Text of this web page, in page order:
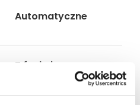
Automatyczne
Z funkcją
samoregulacji